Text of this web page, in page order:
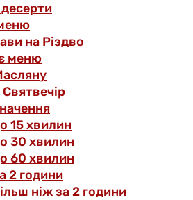
десерти
на Різдво
меню
15 хвилин
30 хвилин
60 хвилин
2 години
ніж за 2 години